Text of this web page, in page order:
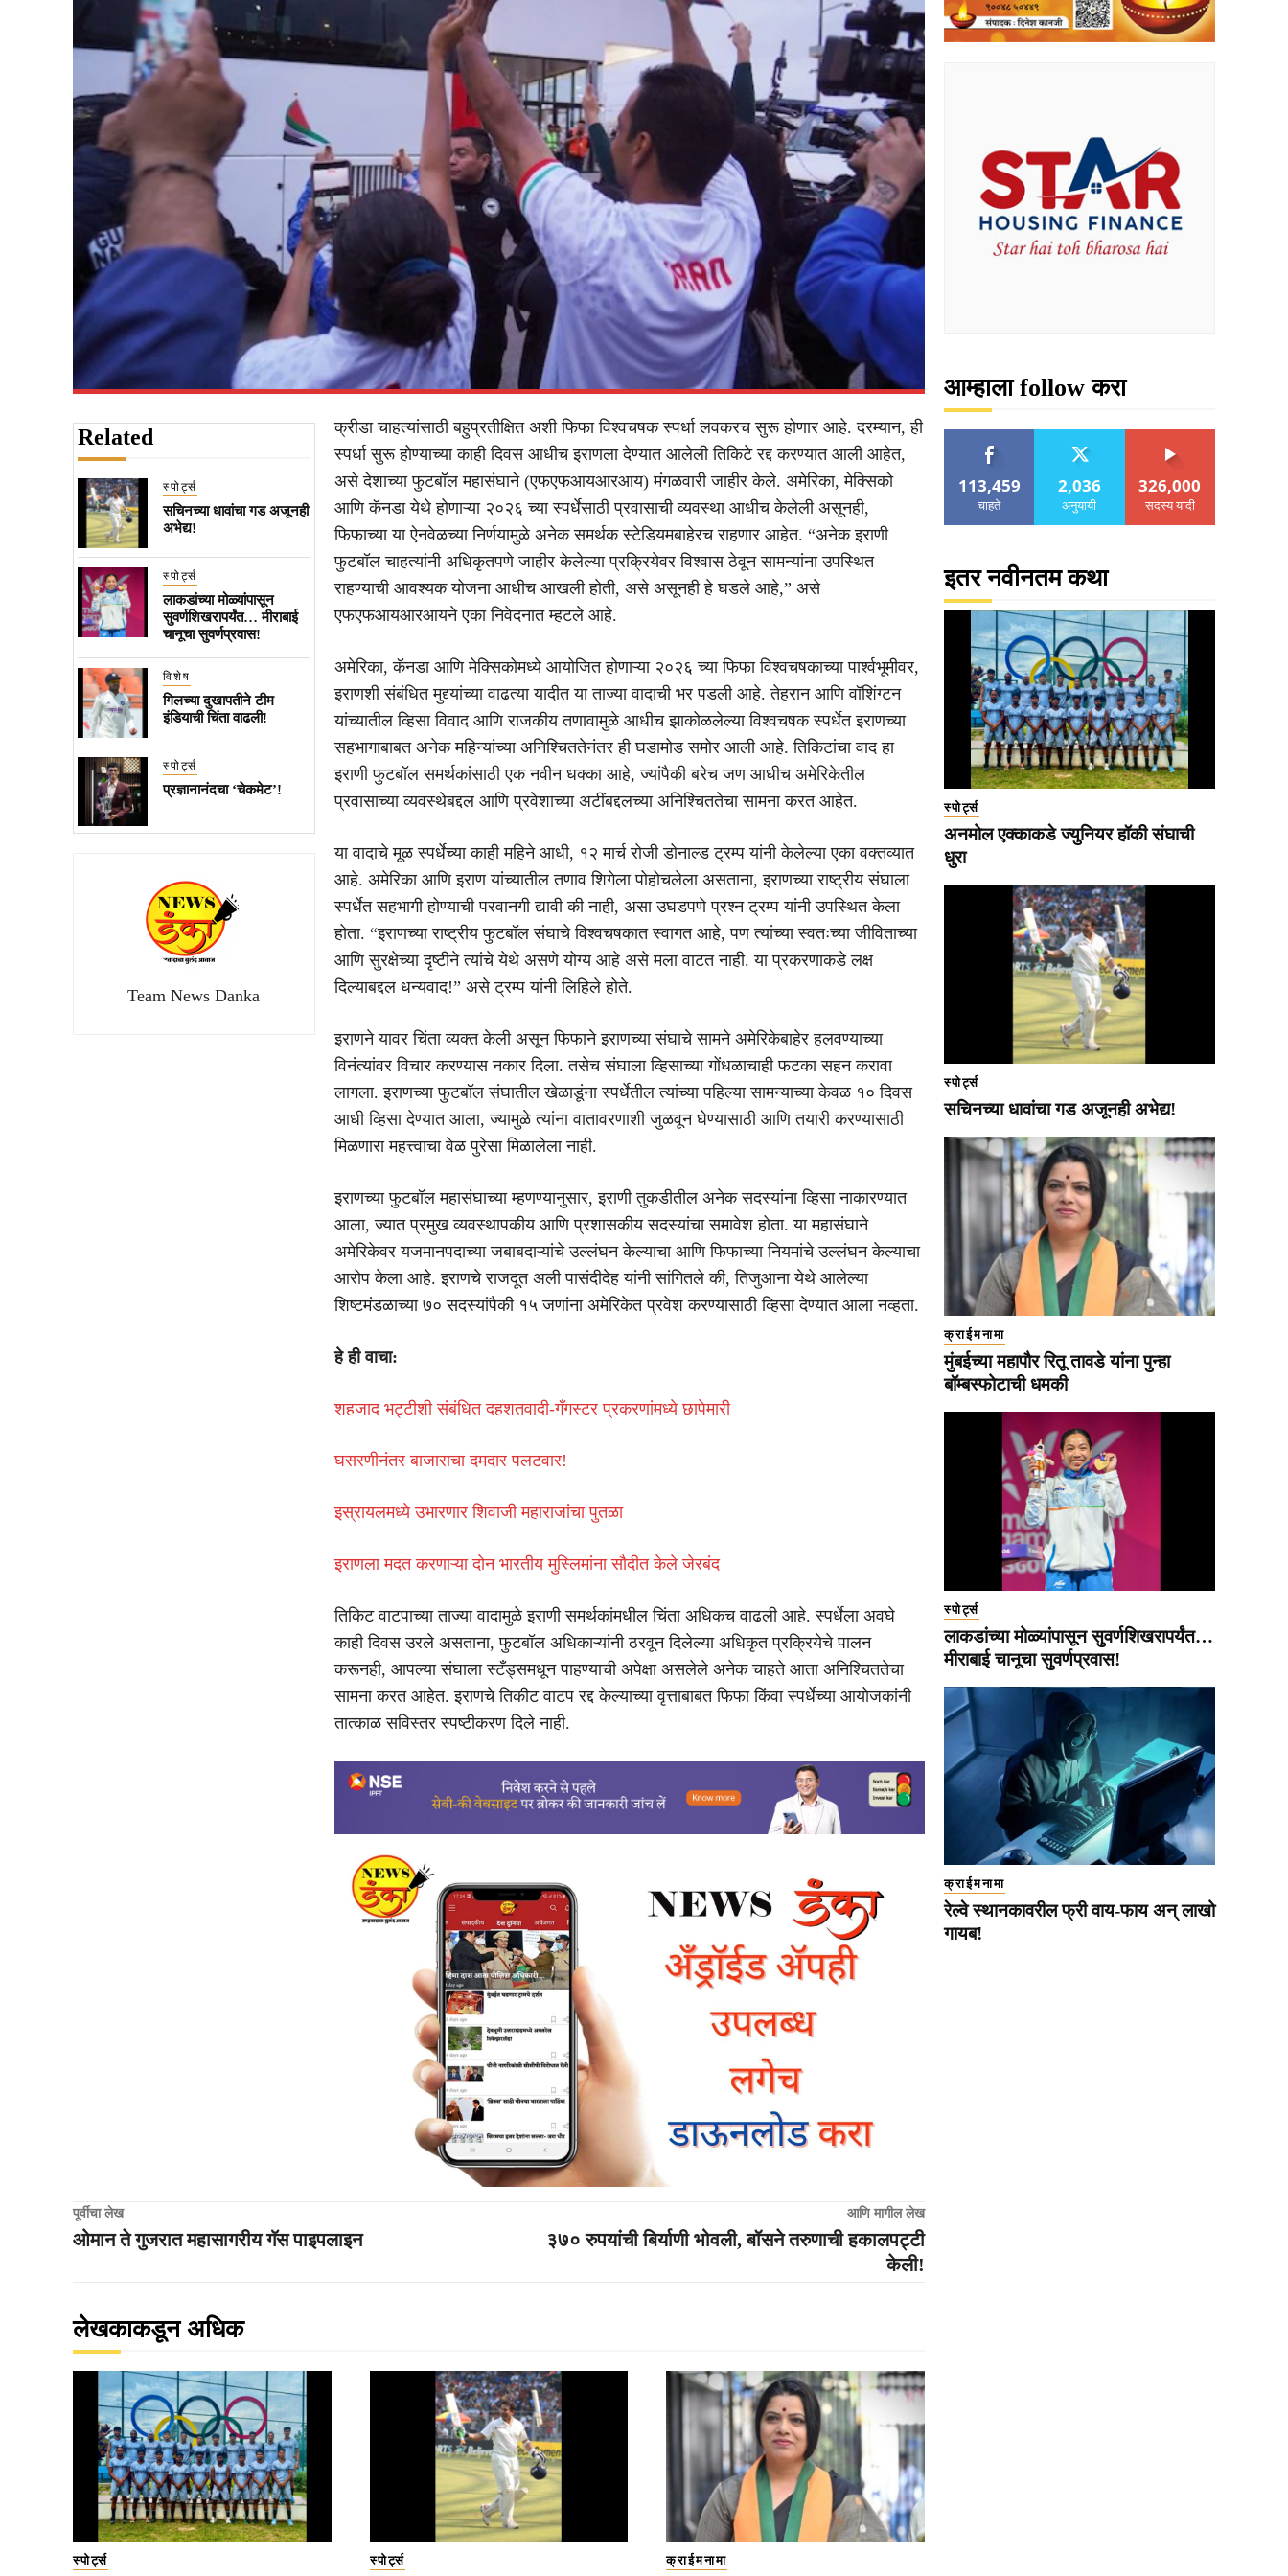
Related
स्पोर्ट्स
सचिनच्या धावांचा गड अजूनही
अभेद्य!
स्पोर्ट्स
लाकडांच्या मोळ्यांपासून
सुवर्णशिखरापर्यंत… मीराबाई
चानूचा सुवर्णप्रवास!
विशेष
गिलच्या दुखापतीने टीम
इंडियाची चिंता वाढली!
स्पोर्ट्स
प्रज्ञानानंदचा ‘चेकमेट’!
Team News Danka
क्रीडा चाहत्यांसाठी बहुप्रतीक्षित अशी फिफा विश्वचषक स्पर्धा लवकरच सुरू होणार आहे. दरम्यान, ही
स्पर्धा सुरू होण्याच्या काही दिवस आधीच इराणला देण्यात आलेली तिकिटे रद्द करण्यात आली आहेत,
असे देशाच्या फुटबॉल महासंघाने (एफएफआयआरआय) मंगळवारी जाहीर केले. अमेरिका, मेक्सिको
आणि कॅनडा येथे होणाऱ्या २०२६ च्या स्पर्धेसाठी प्रवासाची व्यवस्था आधीच केलेली असूनही,
फिफाच्या या ऐनवेळच्या निर्णयामुळे अनेक समर्थक स्टेडियमबाहेरच राहणार आहेत. “अनेक इराणी
फुटबॉल चाहत्यांनी अधिकृतपणे जाहीर केलेल्या प्रक्रियेवर विश्वास ठेवून सामन्यांना उपस्थित
राहण्याची आवश्यक योजना आधीच आखली होती, असे असूनही हे घडले आहे,” असे
एफएफआयआरआयने एका निवेदनात म्हटले आहे.
अमेरिका, कॅनडा आणि मेक्सिकोमध्ये आयोजित होणाऱ्या २०२६ च्या फिफा विश्वचषकाच्या पार्श्वभूमीवर,
इराणशी संबंधित मुद्द्यांच्या वाढत्या यादीत या ताज्या वादाची भर पडली आहे. तेहरान आणि वॉशिंग्टन
यांच्यातील व्हिसा विवाद आणि राजकीय तणावामुळे आधीच झाकोळलेल्या विश्वचषक स्पर्धेत इराणच्या
सहभागाबाबत अनेक महिन्यांच्या अनिश्चिततेनंतर ही घडामोड समोर आली आहे. तिकिटांचा वाद हा
इराणी फुटबॉल समर्थकांसाठी एक नवीन धक्का आहे, ज्यांपैकी बरेच जण आधीच अमेरिकेतील
प्रवासाच्या व्यवस्थेबद्दल आणि प्रवेशाच्या अटींबद्दलच्या अनिश्चिततेचा सामना करत आहेत.
या वादाचे मूळ स्पर्धेच्या काही महिने आधी, १२ मार्च रोजी डोनाल्ड ट्रम्प यांनी केलेल्या एका वक्तव्यात
आहे. अमेरिका आणि इराण यांच्यातील तणाव शिगेला पोहोचलेला असताना, इराणच्या राष्ट्रीय संघाला
स्पर्धेत सहभागी होण्याची परवानगी द्यावी की नाही, असा उघडपणे प्रश्न ट्रम्प यांनी उपस्थित केला
होता. “इराणच्या राष्ट्रीय फुटबॉल संघाचे विश्वचषकात स्वागत आहे, पण त्यांच्या स्वतःच्या जीविताच्या
आणि सुरक्षेच्या दृष्टीने त्यांचे येथे असणे योग्य आहे असे मला वाटत नाही. या प्रकरणाकडे लक्ष
दिल्याबद्दल धन्यवाद!” असे ट्रम्प यांनी लिहिले होते.
इराणने यावर चिंता व्यक्त केली असून फिफाने इराणच्या संघाचे सामने अमेरिकेबाहेर हलवण्याच्या
विनंत्यांवर विचार करण्यास नकार दिला. तसेच संघाला व्हिसाच्या गोंधळाचाही फटका सहन करावा
लागला. इराणच्या फुटबॉल संघातील खेळाडूंना स्पर्धेतील त्यांच्या पहिल्या सामन्याच्या केवळ १० दिवस
आधी व्हिसा देण्यात आला, ज्यामुळे त्यांना वातावरणाशी जुळवून घेण्यासाठी आणि तयारी करण्यासाठी
मिळणारा महत्त्वाचा वेळ पुरेसा मिळालेला नाही.
इराणच्या फुटबॉल महासंघाच्या म्हणण्यानुसार, इराणी तुकडीतील अनेक सदस्यांना व्हिसा नाकारण्यात
आला, ज्यात प्रमुख व्यवस्थापकीय आणि प्रशासकीय सदस्यांचा समावेश होता. या महासंघाने
अमेरिकेवर यजमानपदाच्या जबाबदाऱ्यांचे उल्लंघन केल्याचा आणि फिफाच्या नियमांचे उल्लंघन केल्याचा
आरोप केला आहे. इराणचे राजदूत अली पासंदीदेह यांनी सांगितले की, तिजुआना येथे आलेल्या
शिष्टमंडळाच्या ७० सदस्यांपैकी १५ जणांना अमेरिकेत प्रवेश करण्यासाठी व्हिसा देण्यात आला नव्हता.
हे ही वाचा:
शहजाद भट्टीशी संबंधित दहशतवादी-गँगस्टर प्रकरणांमध्ये छापेमारी
घसरणीनंतर बाजाराचा दमदार पलटवार!
इस्रायलमध्ये उभारणार शिवाजी महाराजांचा पुतळा
इराणला मदत करणाऱ्या दोन भारतीय मुस्लिमांना सौदीत केले जेरबंद
तिकिट वाटपाच्या ताज्या वादामुळे इराणी समर्थकांमधील चिंता अधिकच वाढली आहे. स्पर्धेला अवघे
काही दिवस उरले असताना, फुटबॉल अधिकाऱ्यांनी ठरवून दिलेल्या अधिकृत प्रक्रियेचे पालन
करूनही, आपल्या संघाला स्टँड्समधून पाहण्याची अपेक्षा असलेले अनेक चाहते आता अनिश्चिततेचा
सामना करत आहेत. इराणचे तिकीट वाटप रद्द केल्याच्या वृत्ताबाबत फिफा किंवा स्पर्धेच्या आयोजकांनी
तात्काळ सविस्तर स्पष्टीकरण दिले नाही.
पूर्वीचा लेख
ओमान ते गुजरात महासागरीय गॅस पाइपलाइन
आणि मागील लेख
३७० रुपयांची बिर्याणी भोवली, बॉसने तरुणाची हकालपट्टी
केली!
लेखकाकडून अधिक
स्पोर्ट्स स्पोर्ट्स क्राईमनामा
आम्हाला follow करा
113,459
चाहते
2,036
अनुयायी
326,000
सदस्य यादी
इतर नवीनतम कथा
स्पोर्ट्स
अनमोल एक्काकडे ज्युनियर हॉकी संघाची
धुरा
स्पोर्ट्स
सचिनच्या धावांचा गड अजूनही अभेद्य!
क्राईमनामा
मुंबईच्या महापौर रितू तावडे यांना पुन्हा
बॉम्बस्फोटाची धमकी
स्पोर्ट्स
लाकडांच्या मोळ्यांपासून सुवर्णशिखरापर्यंत…
मीराबाई चानूचा सुवर्णप्रवास!
क्राईमनामा
रेल्वे स्थानकावरील फ्री वाय-फाय अन् लाखो
गायब!